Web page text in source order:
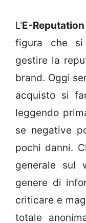
L'E-
figura che
gestire la
brand. Oggi
acquisto si
leggendo
se negative
pochi danni.
generale sul
genere di
criticare e
totale